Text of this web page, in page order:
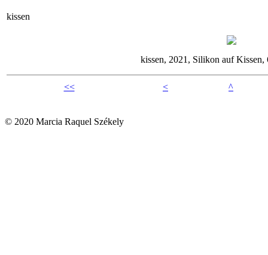
kissen
kissen, 2021, Silikon auf Kissen,
<< < ^
© 2020 Marcia Raquel Székely